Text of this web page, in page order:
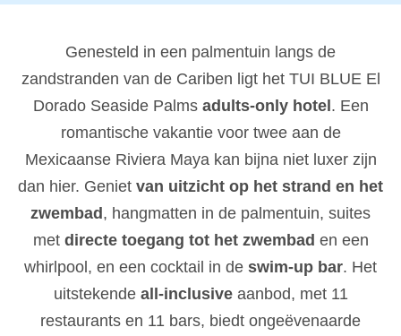
Genesteld in een palmentuin langs de
zandstranden van de Cariben ligt het TUI BLUE El
Dorado Seaside Palms adults-only hotel . Een
romantische vakantie voor twee aan de
Mexicaanse Riviera Maya kan bijna niet luxer zijn
dan hier. Geniet van uitzicht op het strand en het
zwembad , hangmatten in de palmentuin, suites
met directe toegang tot het zwembad en een
whirlpool, en een cocktail in de swim-up bar. Het
uitstekende all-inclusive aanbod, met 11
restaurants en 11 bars, biedt ongeëvenaarde